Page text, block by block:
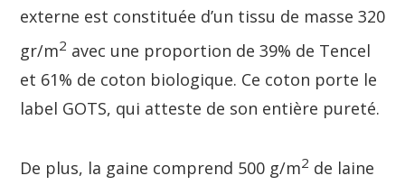
externe est constituée d’un tissu de masse 320
gr/m2 avec une proportion de 39% de Tencel
et 61% de coton biologique. Ce coton porte le
label GOTS, qui atteste de son entière pureté.
De plus, la gaine comprend 500 g/m2 de laine